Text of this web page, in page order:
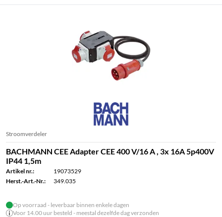
Stroomverdeler
BACHMANN CEE Adapter CEE 400 V/16 A , 3x 16A 5p400V
IP44 1,5m
Artikel nr.:
19073529
Herst.-Art.-Nr.:
349.035
Op voorraad - leverbaar binnen enkele dagen
Voor 14.00 uur besteld - meestal dezelfde dag verzonden